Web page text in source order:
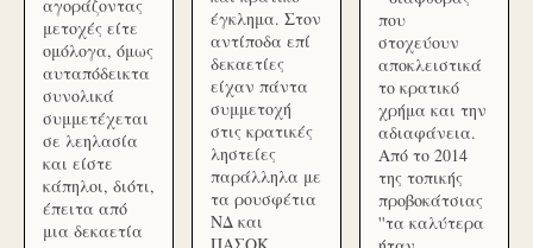
αγοράζοντας
μετοχές είτε
ομόλογα, όμως
αυταπόδεικτα
συνολικά
συμμετέχεται
σε λεηλασία
και είστε
κάπηλοι, διότι,
έπειτα από
μια δεκαετία
έγκλημα. Στον
αντίποδα επί
δεκαετίες
είχαν πάντα
συμμετοχή
στις κρατικές
ληστείες
παράλληλα με
τα ρουσφέτια
ΝΔ και
που
στοχεύουν
αποκλειστικά
το κρατικό
χρήμα και την
αδιαφάνεια.
Από το 2014
της τοπικής
προβοκάτσιας
''τα καλύτερα